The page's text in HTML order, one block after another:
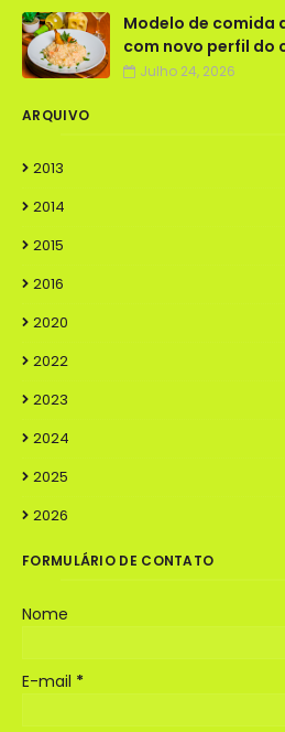
Modelo de comida
com novo perfil do
Julho 24, 2026
ARQUIVO
2013
2014
2015
2016
2020
2022
2023
2024
2025
2026
FORMULÁRIO DE CONTATO
Nome
E-mail *